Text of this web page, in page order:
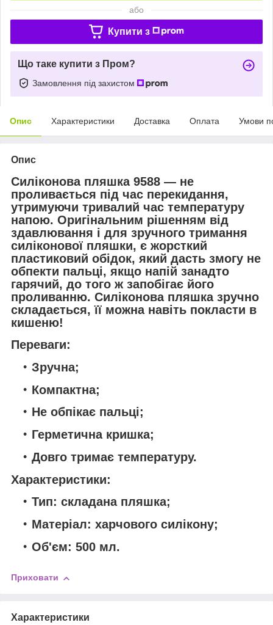
або
Купити з
Що таке купити з Пром?
Замовлення під захистом
Опис Характеристики Доставка Оплата Умови
Опис
Силіконова пляшка 9588 — не
проливається під час перекидання,
утримуючи тривалий час температуру
напою. Оригінальним рішенням від
здавлювання і для зручного тримання
силіконової пляшки, є жорсткий
пластиковий обідок, який дасть змогу не
обпекти пальці, якщо напій занадто
гарячий, до того ж запобігає його
проливанню. Силіконова пляшка зручно
складається, її можна навіть покласти в
кишеню!
Переваги:
Зручна;
Компактна;
Не обпікає пальці;
Герметична кришка;
Довго тримає температуру.
Характеристики:
Тип: складана пляшка;
Матеріал: харчового силікону;
Об'єм: 500 мл.
Приховати
Характеристики